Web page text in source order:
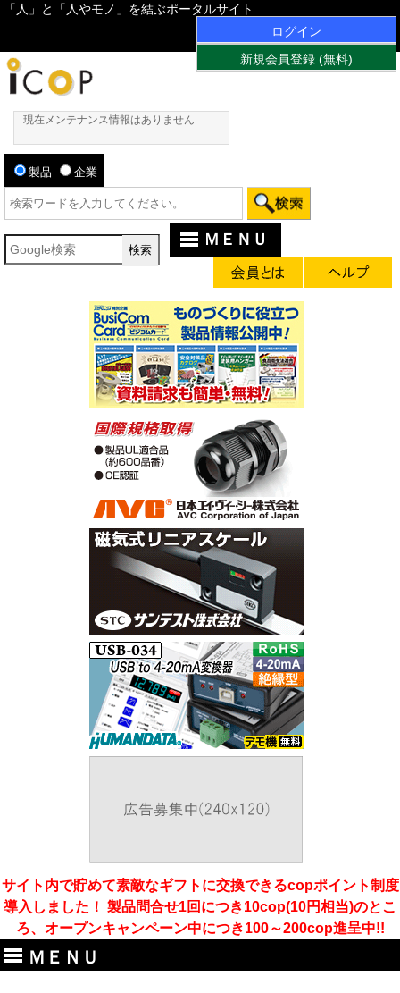
「人」と「人やモノ」を結ぶポータルサイト
ログイン
新規会員登録 (無料)
現在メンテナンス情報はありません
製品 企業
ＭＥＮＵ
サイト内で貯めて素敵なギフトに交換できるcopポイント制度
導入しました！ 製品問合せ1回につき10cop(10円相当)のとこ
ろ、オープンキャンペーン中につき100～200cop進呈中!!
ＭＥＮＵ